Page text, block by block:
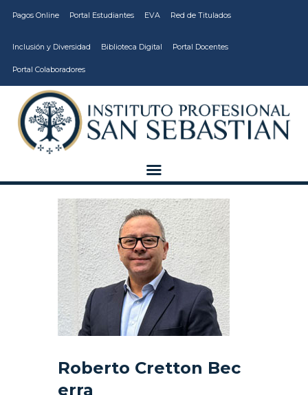
Pagos Online Portal Estudiantes EVA Red de Titulados
Inclusión y Diversidad Biblioteca Digital Portal Docentes
Portal Colaboradores
CARRERAS
VIDA ESTUDIANTIL
INSTITUCIÓN
VCM
EDUCACIÓN
CONTINUA
Roberto Cretton Bec
erra